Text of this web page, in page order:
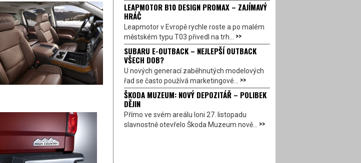
LEAPMOTOR B10 DESIGN PROMAX – ZAJÍMAVÝ
HRÁČ
Leapmotor v Evropě rychle roste a po malém
městském typu T03 přivedl na trh... >>
SUBARU E-OUTBACK – NEJLEPŠÍ OUTBACK
VŠECH DOB?
U nových generací zaběhnutých modelových
řad se často používá marketingové... >>
ŠKODA MUZEUM: NOVÝ DEPOZITÁŘ – POLIBEK
DĚJIN
Přímo ve svém areálu loni 27. listopadu
slavnostně otevřelo Škoda Muzeum nově... >>